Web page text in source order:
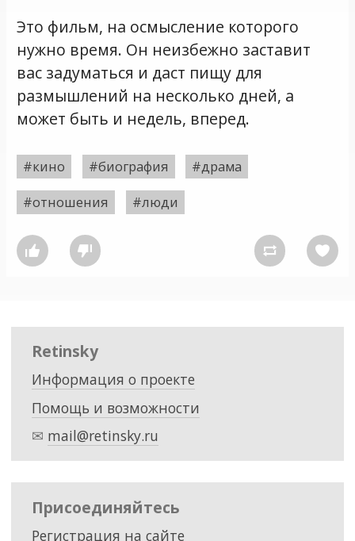
Это фильм, на осмысление которого
нужно время. Он неизбежно заставит
вас задуматься и даст пищу для
размышлений на несколько дней, а
может быть и недель, вперед.
#кино #биография
#драма
#отношения
#люди
   
Retinsky
Информация о проекте
Помощь и возможности
✉ mail@retinsky.ru
Присоединяйтесь
Регистрация на сайте